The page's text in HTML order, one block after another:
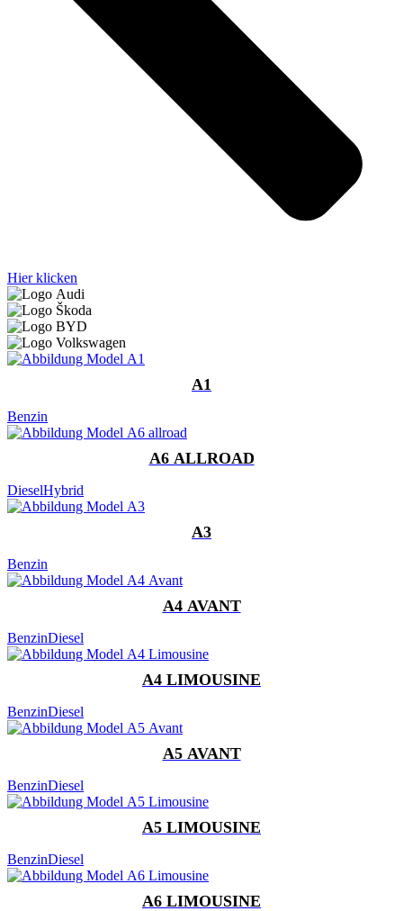
Hier klicken
A1
Benzin
A6 ALLROAD
DieselHybrid
A3
Benzin
A4 AVANT
BenzinDiesel
A4 LIMOUSINE
BenzinDiesel
A5 AVANT
BenzinDiesel
A5 LIMOUSINE
BenzinDiesel
A6 LIMOUSINE